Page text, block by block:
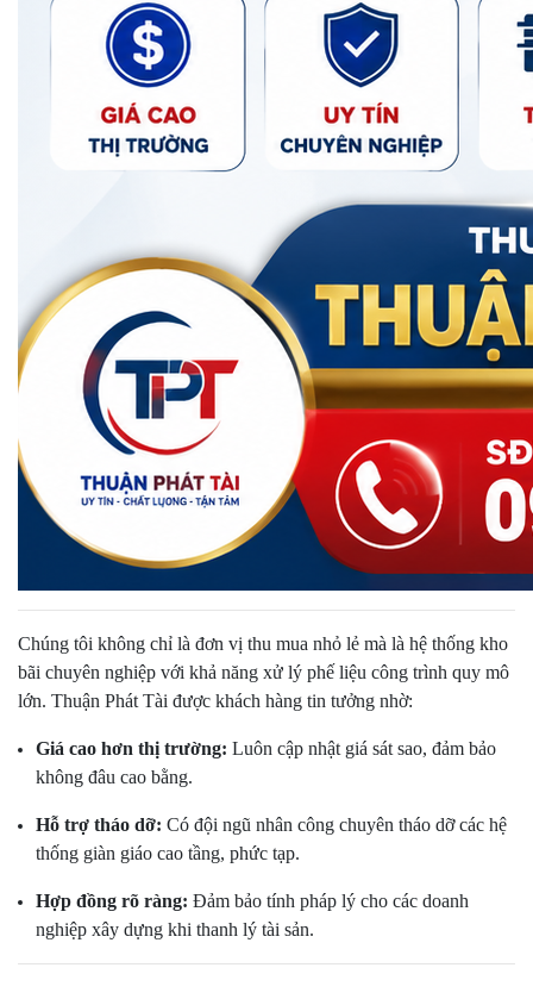
Chúng tôi không chỉ là đơn vị thu mua nhỏ lẻ mà là hệ thống kho
bãi chuyên nghiệp với khả năng xử lý phế liệu công trình quy mô
lớn. Thuận Phát Tài được khách hàng tin tưởng nhờ:
Giá cao hơn thị trường: Luôn cập nhật giá sát sao, đảm bảo
không đâu cao bằng.
Hỗ trợ tháo dỡ: Có đội ngũ nhân công chuyên tháo dỡ các hệ
thống giàn giáo cao tầng, phức tạp.
Hợp đồng rõ ràng: Đảm bảo tính pháp lý cho các doanh
nghiệp xây dựng khi thanh lý tài sản.